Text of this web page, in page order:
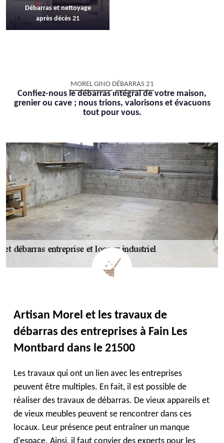
Débarras et nettoyage
après décès 21
MOREL GINO DÉBARRAS 21
Confiez-nous le débarras intégral de votre maison,
grenier ou cave ; nous trions, valorisons et évacuons
tout pour vous.
Artisan Morel et les travaux de
débarras des entreprises à Fain Les
Montbard dans le 21500
Les travaux qui ont un lien avec les entreprises
peuvent être multiples. En fait, il est possible de
réaliser des travaux de débarras. De vieux appareils et
de vieux meubles peuvent se rencontrer dans ces
locaux. Leur présence peut entraîner un manque